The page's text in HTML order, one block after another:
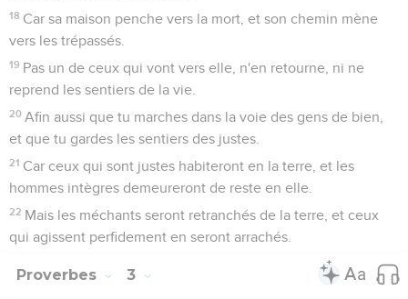
18 Car sa maison penche vers la mort, et son chemin mène
vers les trépassés.
19 Pas un de ceux qui vont vers elle, n'en retourne, ni ne
reprend les sentiers de la vie.
20 Afin aussi que tu marches dans la voie des gens de bien,
et que tu gardes les sentiers des justes.
21 Car ceux qui sont justes habiteront en la terre, et les
hommes intègres demeureront de reste en elle.
22 Mais les méchants seront retranchés de la terre, et ceux
qui agissent perfidement en seront arrachés.
Proverbes 3